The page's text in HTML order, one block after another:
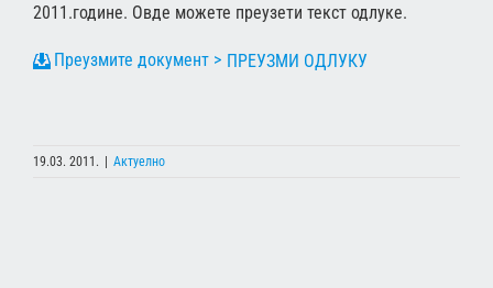
2011.године. Овде можете преузети текст одлуке.
ПРЕУЗМИ ОДЛУКУ
19.03. 2011. | Актуелно